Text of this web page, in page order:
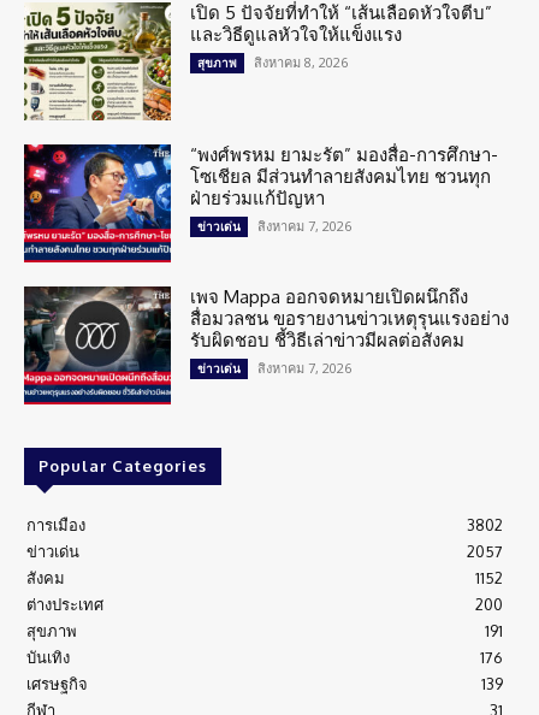
เปิด 5 ปัจจัยที่ทำให้ “เส้นเลือดหัวใจตีบ”
และวิธีดูแลหัวใจให้แข็งแรง
สุขภาพ สิงหาคม 8, 2026
“พงศ์พรหม ยามะรัต” มองสื่อ-การศึกษา-
โซเชียล มีส่วนทำลายสังคมไทย ชวนทุก
ฝ่ายร่วมแก้ปัญหา
ข่าวเด่น สิงหาคม 7, 2026
เพจ Mappa ออกจดหมายเปิดผนึกถึง
สื่อมวลชน ขอรายงานข่าวเหตุรุนแรงอย่าง
รับผิดชอบ ชี้วิธีเล่าข่าวมีผลต่อสังคม
ข่าวเด่น สิงหาคม 7, 2026
Popular Categories
การเมือง
3802
ข่าวเด่น
2057
สังคม
1152
ต่างประเทศ
200
สุขภาพ
191
บันเทิง
176
เศรษฐกิจ
139
กีฬา
31